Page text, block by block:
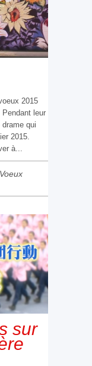
2015
leur
qui
2015.
à...
Voeux
sur